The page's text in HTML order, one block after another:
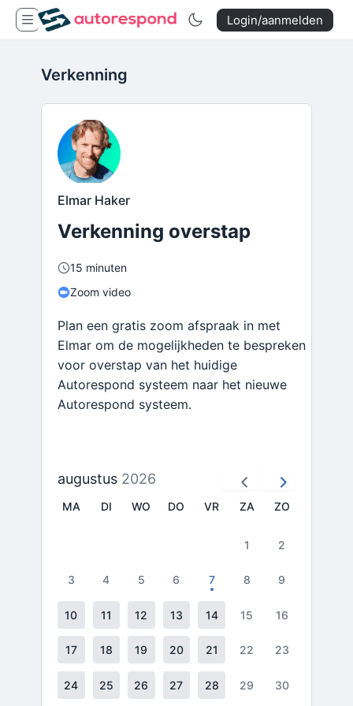
Login/aanmelden
Verkenning
Elmar Haker
Verkenning overstap
15 minuten
Zoom video
Plan een gratis zoom afspraak in met
Elmar om de mogelijkheden te bespreken
voor overstap van het huidige
Autorespond systeem naar het nieuwe
Autorespond systeem.
augustus 2026
MA DI WO DO VR ZA ZO
1 2
3 4 5 6 7 8 9
10 11 12 13 14 15 16
17 18 19 20 21 22 23
24 25 26 27 28 29 30